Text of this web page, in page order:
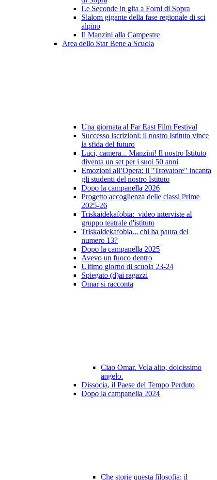
Le Seconde in gita a Forni di Sopra
Slalom gigante della fase regionale di sci
alpino
Il Manzini alla Campestre
Area dello Star Bene a Scuola
Una giornata al Far East Film Festival
Successo iscrizioni: il nostro Istituto vince
la sfida del futuro
Luci, camera... Manzini! Il nostro Istituto
diventa un set per i suoi 50 anni
Emozioni all’Opera: il "Trovatore" incanta
gli studenti del nostro Istituto
Dopo la campanella 2026
Progetto accoglienza delle classi Prime
2025-26
Triskaidekafobia: video interviste al
gruppo teatrale d'istituto
Triskaidekafobia... chi ha paura del
numero 13?
Dopo la campanella 2025
Avevo un fuoco dentro
Ultimo giorno di scuola 23-24
Spiegato (d)ai ragazzi
Omar si racconta
Ciao Omar. Vola alto, dolcissimo
angelo.
Dissocia, il Paese del Tempo Perduto
Dopo la campanella 2024
Che storie questa filosofia: il